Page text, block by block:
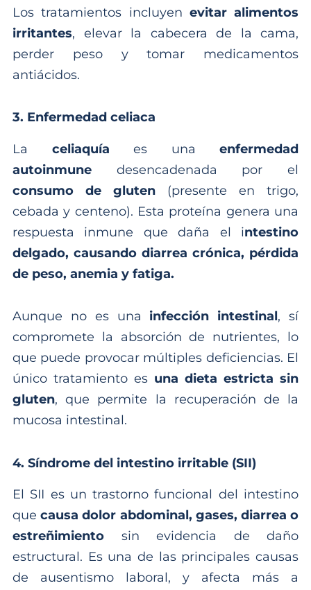
Los tratamientos incluyen evitar alimentos
irritantes, elevar la cabecera de la cama,
perder peso y tomar medicamentos
antiácidos.
3. Enfermedad celiaca
La celiaquía es una enfermedad
autoinmune desencadenada por el
consumo de gluten (presente en trigo,
cebada y centeno). Esta proteína genera una
respuesta inmune que daña el intestino
delgado, causando diarrea crónica, pérdida
de peso, anemia y fatiga.
Aunque no es una infección intestinal, sí
compromete la absorción de nutrientes, lo
que puede provocar múltiples deficiencias. El
único tratamiento es una dieta estricta sin
gluten, que permite la recuperación de la
mucosa intestinal.
4. Síndrome del intestino irritable (SII)
El SII es un trastorno funcional del intestino
quecausa dolor abdominal, gases, diarrea o
estreñimiento sin evidencia de daño
estructural. Es una de las principales causas
de ausentismo laboral, y afecta más a